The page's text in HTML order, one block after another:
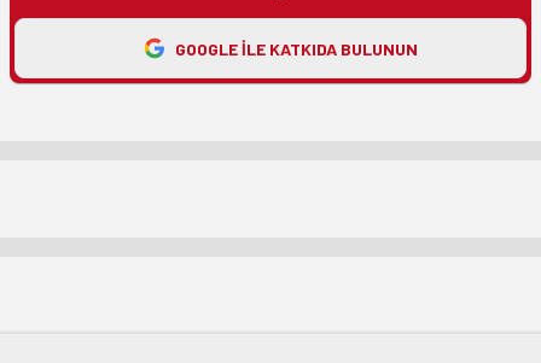
GOOGLE ILE KATKIDA BULUNUN